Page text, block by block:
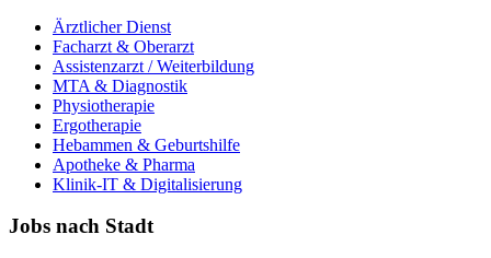
Ärztlicher Dienst
Facharzt & Oberarzt
Assistenzarzt / Weiterbildung
MTA & Diagnostik
Physiotherapie
Ergotherapie
Hebammen & Geburtshilfe
Apotheke & Pharma
Klinik-IT & Digitalisierung
Jobs nach Stadt